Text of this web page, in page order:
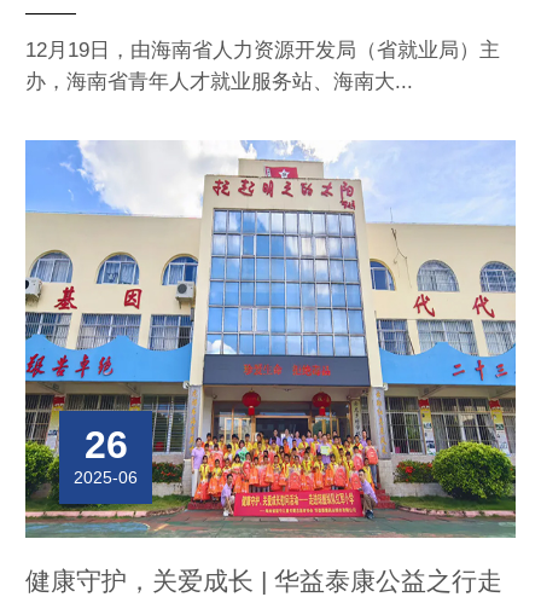
12月19日，由海南省人力资源开发局（省就业局）主
办，海南省青年人才就业服务站、海南大...
26
2025-06
健康守护，关爱成长 | 华益泰康公益之行走